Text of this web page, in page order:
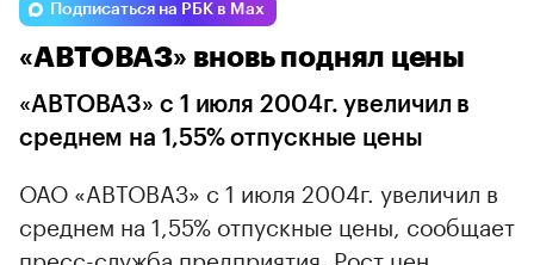
Jaecoo Omoda Voyah
Подписаться на РБК в Max
«АВТОВАЗ» вновь поднял цены
«АВТОВАЗ» с 1 июля 2004г. увеличил в
среднем на 1,55% отпускные цены
ОАО «АВТОВАЗ» с 1 июля 2004г. увеличил в
среднем на 1,55% отпускные цены, сообщает
пресс-служба предприятия. Рост цен